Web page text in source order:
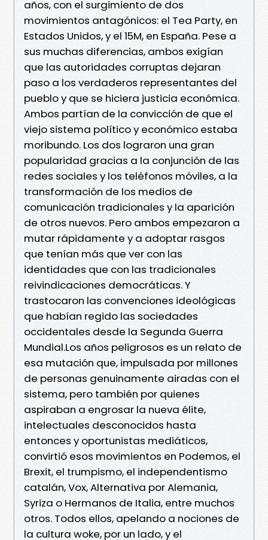
años, con el surgimiento de dos
movimientos antagónicos: el Tea Party, en
Estados Unidos, y el 15M, en España. Pese a
sus muchas diferencias, ambos exigían
que las autoridades corruptas dejaran
paso a los verdaderos representantes del
pueblo y que se hiciera justicia económica.
Ambos partían de la convicción de que el
viejo sistema político y económico estaba
moribundo. Los dos lograron una gran
popularidad gracias a la conjunción de las
redes sociales y los teléfonos móviles, a la
transformación de los medios de
comunicación tradicionales y la aparición
de otros nuevos. Pero ambos empezaron a
mutar rápidamente y a adoptar rasgos
que tenían más que ver con las
identidades que con las tradicionales
reivindicaciones democráticas. Y
trastocaron las convenciones ideológicas
que habían regido las sociedades
occidentales desde la Segunda Guerra
Mundial.Los años peligrosos es un relato de
esa mutación que, impulsada por millones
de personas genuinamente airadas con el
sistema, pero también por quienes
aspiraban a engrosar la nueva élite,
intelectuales desconocidos hasta
entonces y oportunistas mediáticos,
convirtió esos movimientos en Podemos, el
Brexit, el trumpismo, el independentismo
catalán, Vox, Alternativa por Alemania,
Syriza o Hermanos de Italia, entre muchos
otros. Todos ellos, apelando a nociones de
la cultura woke, por un lado, y el